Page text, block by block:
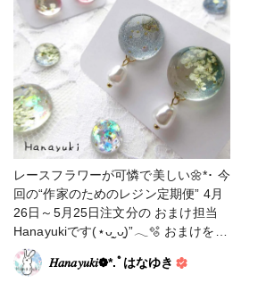
巻き込んで、レジンコーティングしま
した。 さて、クロコちゃんどうする
のか？ 🐈‍⬛ #レジン #3D傘 #レースフ
ラワー #水玉模様
レースフラワーが可憐で美しい🌼*･ 今
回の“作家のためのレジン定期便” 4月
26日～5月25日注文分の おまけ担当
Hanayukiです(⋆ᴗ͈ˬᴗ͈)”𓂃🫧‪ おまけを使
ったアクセサリーの作り方動画を、
crocchaさんのYouTubeチャンネルで
𝐻𝑎𝑛𝑎𝑦𝑢𝑘𝑖❁⃘*.ﾟはなゆき